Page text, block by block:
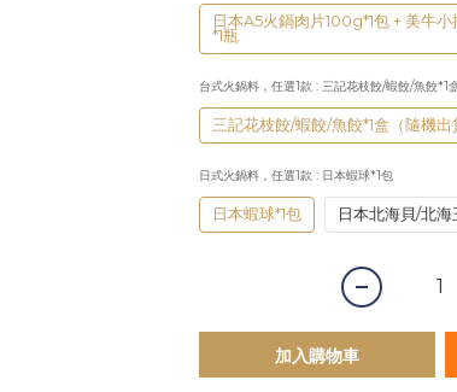
日本A5火鍋肉片100g*1包 + 美牛
*1瓶
台式火鍋料，任選1款 : 三記花枝餃/蝦餃/魚餃*1
三記花枝餃/蝦餃/魚餃*1盒（隨機出
日式火鍋料，任選1款 : 日本蝦球*1包
日本蝦球*1包 日本北海貝/北海
加入購物車